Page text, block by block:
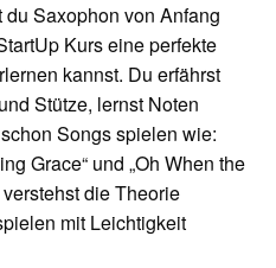
Saxophon von Anfang
Kurs eine perfekte
kannst. Du erfährst
Stütze, lernst Noten
Songs spielen wie:
Grace“ und „Oh When the
die Theorie
mit Leichtigkeit